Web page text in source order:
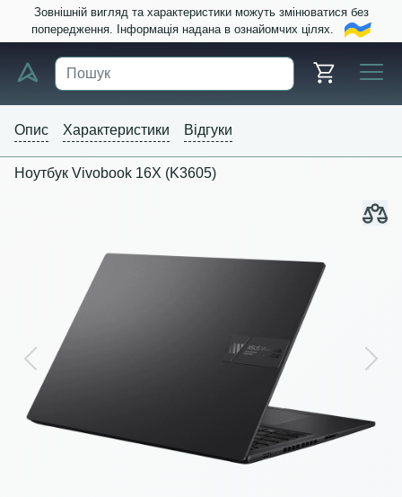
Зовнішній вигляд та характеристики можуть змінюватися без
попередження. Інформація надана в ознайомчих цілях.
Опис Характеристики Відгуки
Ноутбук Vivobook 16X (K3605)
Previous Next